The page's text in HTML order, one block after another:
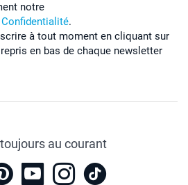
notre
.
à tout moment en cliquant sur
en bas de chaque newsletter
au courant